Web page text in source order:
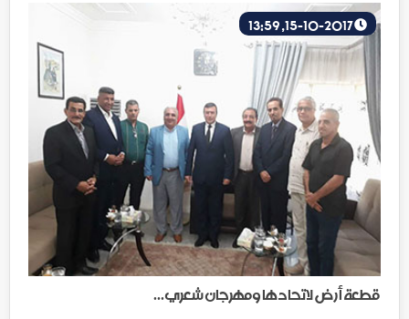
قطعة أرض لاتحادها ومهرجان شعري...